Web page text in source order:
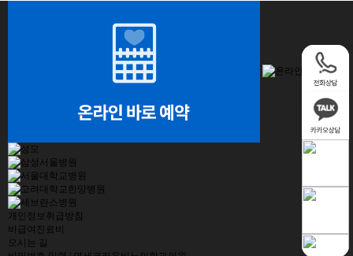
개인정보취급방침
비급여진료비
오시는 길